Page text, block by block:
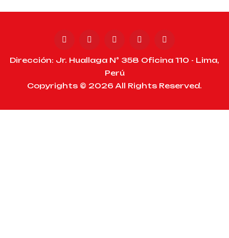
Dirección: Jr. Huallaga N° 358 Oficina 110 - Lima,
Perú
Copyrights © 2026 All Rights Reserved.